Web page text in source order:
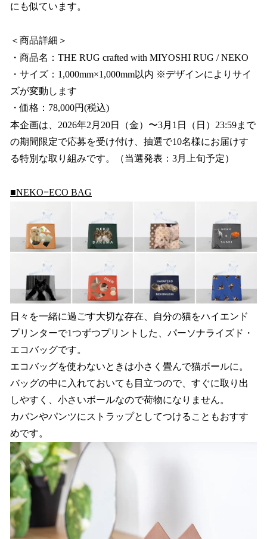
にも似ています。
＜商品詳細＞
・商品名：THE RUG crafted with MIYOSHI RUG / NEKO
・サイズ：1,000mm×1,000mm以内 ※デザインによりサイ
ズが変動します
・価格：78,000円(税込)
本企画は、2026年2月20日（金）〜3月1日（日）23:59まで
の期間限定で応募を受け付け、抽選で10名様にお届けす
る特別な取り組みです。（当選発表：3月上旬予定）
■NEKO=ECO BAG
日々を一緒に過ごす大切な存在、自分の猫をハイエンド
プリンターで1つずつプリントした、パーソナライズド・
エコバッグです。
エコバッグを使わないときは小さく畳んで猫ボールに。
バッグの中に入れておいても目立つので、すぐに取り出
しやすく、小さいボールなので荷物になりません。
カバンやパンツにストラップとしてつけることもおすす
めです。